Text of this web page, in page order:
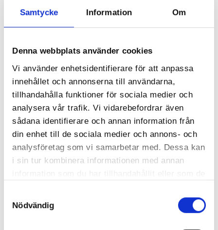
Samtycke Information Om
Denna webbplats använder cookies
Vi använder enhetsidentifierare för att anpassa
innehållet och annonserna till användarna,
tillhandahålla funktioner för sociala medier och
analysera vår trafik. Vi vidarebefordrar även
sådana identifierare och annan information från
din enhet till de sociala medier och annons- och
analysföretag som vi samarbetar med. Dessa kan
i sin tur kombinera informationen med annan
Nödvändig
Sju steg för att utveckla din
modighet som marknads­
chef
Att vara en modig marknadschef är
avgörande för att bygga och stärka ett
företags varumärke. Modiga beslut och
handlingar kan skapa differentiering, locka
nya målgrupper och bibehålla